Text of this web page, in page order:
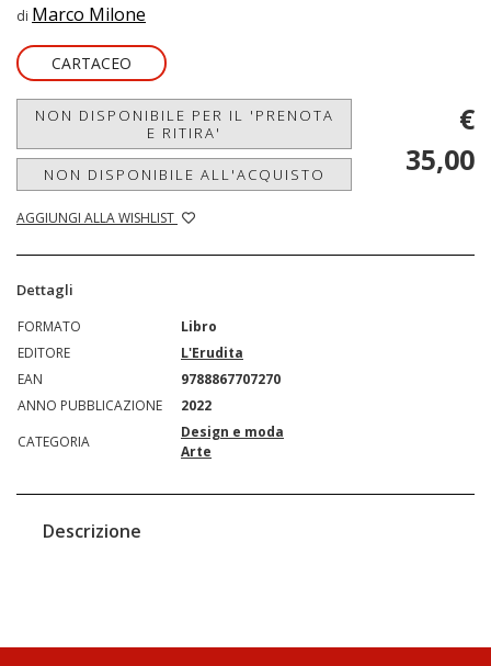
di Marco Milone
CARTACEO
NON DISPONIBILE PER IL 'PRENOTA
E RITIRA'
NON DISPONIBILE ALL'ACQUISTO
AGGIUNGI ALLA WISHLIST
€
35,00
Dettagli
FORMATO
Libro
EDITORE
L'Erudita
EAN
9788867707270
ANNO PUBBLICAZIONE
2022
CATEGORIA
Design e moda
Arte
Descrizione